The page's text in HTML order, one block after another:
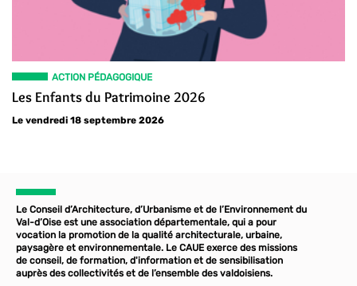
ACTION PÉDAGOGIQUE
Les Enfants du Patrimoine 2026
Le vendredi 18 septembre 2026
Le Conseil d’Architecture, d’Urbanisme et de l’Environnement du
Val-d’Oise est une association départementale, qui a pour
vocation la promotion de la qualité architecturale, urbaine,
paysagère et environnementale. Le CAUE exerce des missions
de conseil, de formation, d'information et de sensibilisation
auprès des collectivités et de l’ensemble des valdoisiens.